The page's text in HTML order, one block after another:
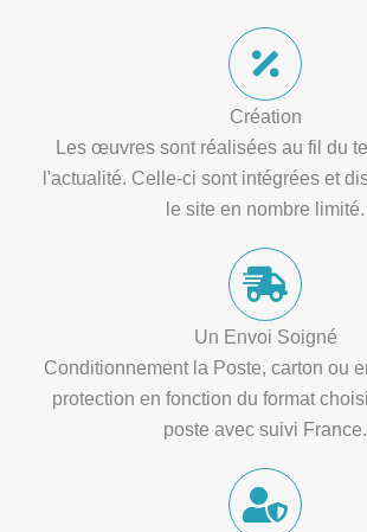
Création
Les œuvres sont réalisées au fil du
l'actualité. Celle-ci sont intégrées et
le site en nombre limité.
Un Envoi Soigné
Conditionnement la Poste, carton ou
protection en fonction du format
poste avec suivi France.